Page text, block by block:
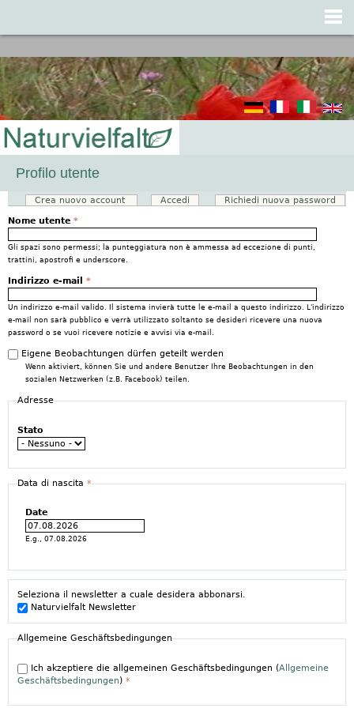
Profilo utente
Schede primarie
Crea nuovo account (scheda attiva)
Accedi
Richiedi nuova password
Nome utente *
Gli spazi sono permessi; la punteggiatura non è ammessa ad eccezione di punti,
trattini, apostrofi e underscore.
Indirizzo e-mail *
Un indirizzo e-mail valido. Il sistema invierà tutte le e-mail a questo indirizzo. L'indirizzo
e-mail non sarà pubblico e verrà utilizzato soltanto se desideri ricevere una nuova
password o se vuoi ricevere notizie e avvisi via e-mail.
Eigene Beobachtungen dürfen geteilt werden
Wenn aktiviert, können Sie und andere Benutzer Ihre Beobachtungen in den
sozialen Netzwerken (z.B. Facebook) teilen.
Adresse
Stato
Data di nascita *
Date
E.g., 07.08.2026
Seleziona il newsletter a cuale desidera abbonarsi.
Naturvielfalt Newsletter
Allgemeine Geschäftsbedingungen
Ich akzeptiere die allgemeinen Geschäftsbedingungen (Allgemeine
Geschäftsbedingungen) *